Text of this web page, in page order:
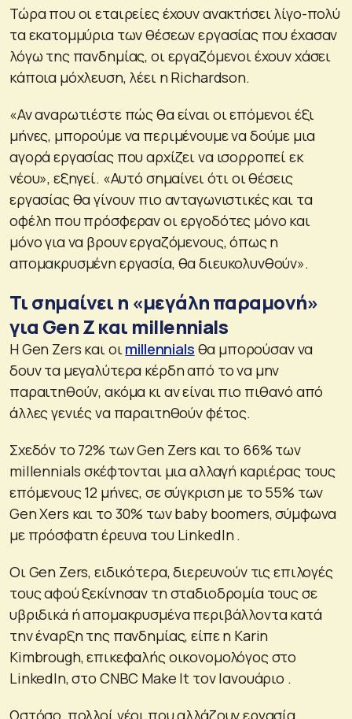
Τώρα που οι εταιρείες έχουν ανακτήσει λίγο-πολύ
τα εκατομμύρια των θέσεων εργασίας που έχασαν
λόγω της πανδημίας, οι εργαζόμενοι έχουν χάσει
κάποια μόχλευση, λέει η Richardson.
«Αν αναρωτιέστε πώς θα είναι οι επόμενοι έξι
μήνες, μπορούμε να περιμένουμε να δούμε μια
αγορά εργασίας που αρχίζει να ισορροπεί εκ
νέου», εξηγεί. «Αυτό σημαίνει ότι οι θέσεις
εργασίας θα γίνουν πιο ανταγωνιστικές και τα
οφέλη που πρόσφεραν οι εργοδότες μόνο και
μόνο για να βρουν εργαζόμενους, όπως η
απομακρυσμένη εργασία, θα διευκολυνθούν».
Τι σημαίνει η «μεγάλη παραμονή»
για Gen Z και millennials
Η Gen Zers και οι millennials θα μπορούσαν να
δουν τα μεγαλύτερα κέρδη από το να μην
παραιτηθούν, ακόμα κι αν είναι πιο πιθανό από
άλλες γενιές να παραιτηθούν φέτος.
Σχεδόν το 72% των Gen Zers και το 66% των
millennials σκέφτονται μια αλλαγή καριέρας τους
επόμενους 12 μήνες, σε σύγκριση με το 55% των
Gen Xers και το 30% των baby boomers, σύμφωνα
με πρόσφατη έρευνα του LinkedIn .
Οι Gen Zers, ειδικότερα, διερευνούν τις επιλογές
τους αφού ξεκίνησαν τη σταδιοδρομία τους σε
υβριδικά ή απομακρυσμένα περιβάλλοντα κατά
την έναρξη της πανδημίας, είπε η Karin
Kimbrough, επικεφαλής οικονομολόγος στο
LinkedIn, στο CNBC Make It τον Ιανουάριο .
Ωστόσο, πολλοί νέοι που αλλάζουν εργασία